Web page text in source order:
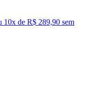
10x de R$ 289,90 sem